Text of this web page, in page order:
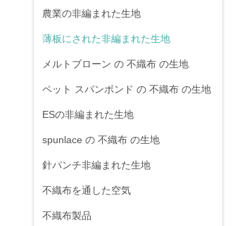
農業の非編まれた生地
薄板にされた非編まれた生地
メルトブローン の 不織布 の生地
ペット スパンボンド の 不織布 の生地
ESの非編まれた生地
spunlace の 不織布 の生地
針パンチ非編まれた生地
不織布を通した空気
不織布製品